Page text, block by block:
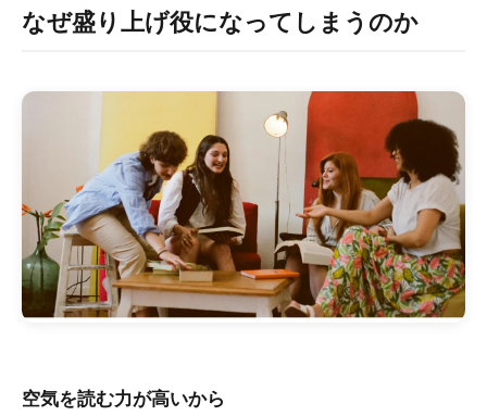
なぜ盛り上げ役になってしまうのか
空気を読む力が高いから